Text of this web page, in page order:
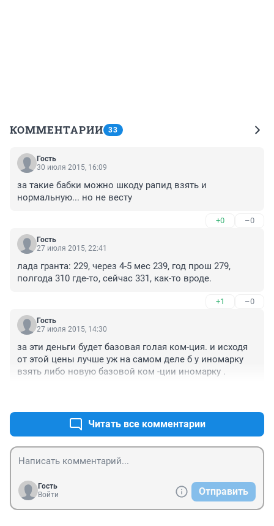
КОММЕНТАРИИ 33
Гость
30 июля 2015, 16:09
за такие бабки можно шкоду рапид взять и
нормальную... но не весту
+0 –0
Гость
27 июля 2015, 22:41
лада гранта: 229, через 4-5 мес 239, год прош 279,
полгода 310 где-то, сейчас 331, как-то вроде.
+1 –0
Гость
27 июля 2015, 14:30
за эти деньги будет базовая голая ком-ция. и исходя
от этой цены лучше уж на самом деле б у иномарку
взять либо новую базовой ком -ции иномарку .
Читать все комментарии
Гость
Войти
Отправить